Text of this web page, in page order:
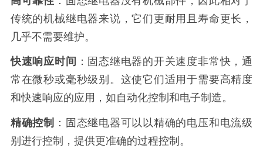
传统的机械继电器来说，它们更耐用且寿命更长，
几乎不需要维护。
快速响应时间 ：固态继电器的开关速度非常快，通
常在微秒或毫秒级别。这使它们适用于需要高精度
和快速响应的应用，如自动化控制和电子制造。
精确控制
：固态继电器可以以精确的电压和电流级
别进行控制，提供更准确的过程控制。